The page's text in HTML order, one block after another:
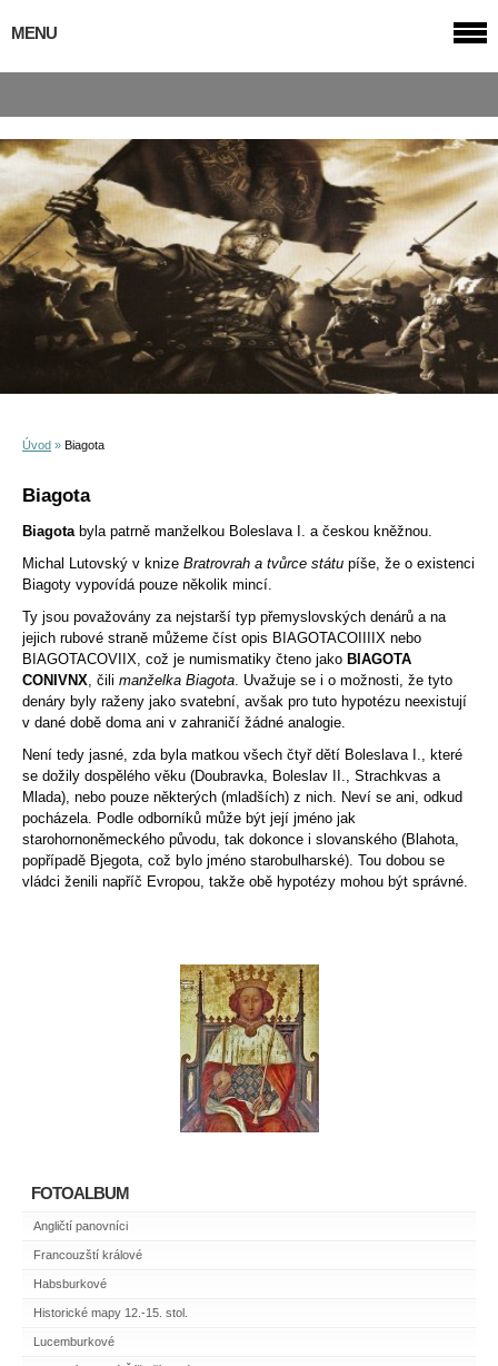
Úvod » Biagota
Biagota
Biagotabyla patrně manželkou Boleslava I. a českou kněžnou.
Michal Lutovský v knize Bratrovrah a tvůrce státu píše, že o existenci
Biagoty vypovídá pouze několik mincí.
Ty jsou považovány za nejstarší typ přemyslovských denárů a na
jejich rubové straně můžeme číst opis BIAGOTACOIIIIX nebo
BIAGOTACOVIIX, což je numismatiky čteno jako BIAGOTA
CONIVNX, čili manželka Biagota. Uvažuje se i o možnosti, že tyto
denáry byly raženy jako svatební, avšak pro tuto hypotézu neexistují
v dané době doma ani v zahraničí žádné analogie.
Není tedy jasné, zda byla matkou všech čtyř dětí Boleslava I., které
se dožily dospělého věku (Doubravka, Boleslav II., Strachkvas a
Mlada), nebo pouze některých (mladších) z nich. Neví se ani, odkud
pocházela. Podle odborníků může být její jméno jak
starohornoněmeckého původu, tak dokonce i slovanského (Blahota,
popřípadě Bjegota, což bylo jméno starobulharské). Tou dobou se
vládci ženili napříč Evropou, takže obě hypotézy mohou být správné.
MENU
FOTOALBUM
Angličtí panovníci
Francouzští králové
Habsburkové
Historické mapy 12.-15. stol.
Lucemburkové